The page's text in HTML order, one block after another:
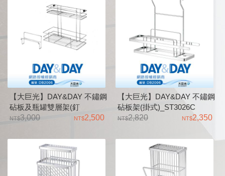
【大巨光】DAY&DAY 不鏽鋼
砧板及瓶罐雙層架(釘
式)_ST6400H
3,000 2,500
【大巨光】DAY&DAY 不鏽鋼
砧板架(掛式)_ST3026C
2,820
2,350